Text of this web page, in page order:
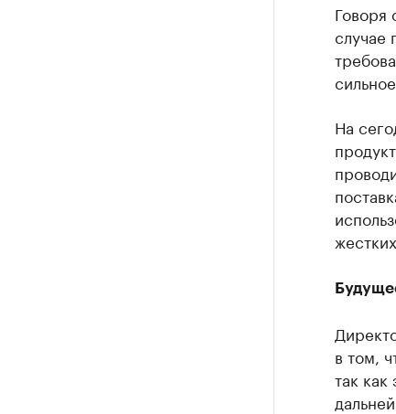
Говоря
случае
На
в том,
так